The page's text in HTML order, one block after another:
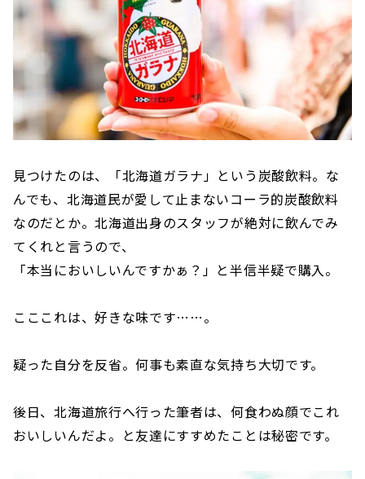
見つけたのは、「北海道ガラナ」という炭酸飲料。な
んでも、北海道民が愛して止まないコーラ的炭酸飲料
なのだとか。北海道出身のスタッフが絶対に飲んでみ
てくれと言うので、
「本当においしいんですかぁ？」と半信半疑で購入。
こここれは、好きな味です……。
疑った自分を反省。何事も素直な気持ち大切です。
後日、北海道旅行へ行った筆者は、何食わぬ顔でこれ
おいしいんだよ。と友達にすすめたことは秘密です。